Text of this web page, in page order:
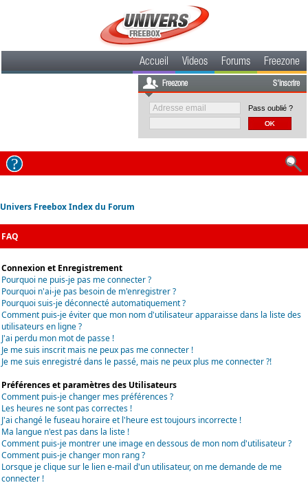
Accueil Videos Forums Freezone
Freezone S'inscrire
Pass oublié ?
Univers Freebox Index du Forum
FAQ
Connexion et Enregistrement
Pourquoi ne puis-je pas me connecter ?
Pourquoi n'ai-je pas besoin de m'enregistrer ?
Pourquoi suis-je déconnecté automatiquement ?
Comment puis-je éviter que mon nom d'utilisateur apparaisse dans la liste des
utilisateurs en ligne ?
J'ai perdu mon mot de passe !
Je me suis inscrit mais ne peux pas me connecter !
Je me suis enregistré dans le passé, mais ne peux plus me connecter ?!
Préférences et paramètres des Utilisateurs
Comment puis-je changer mes préférences ?
Les heures ne sont pas correctes !
J'ai changé le fuseau horaire et l'heure est toujours incorrecte !
Ma langue n'est pas dans la liste !
Comment puis-je montrer une image en dessous de mon nom d'utilisateur ?
Comment puis-je changer mon rang ?
Lorsque je clique sur le lien e-mail d'un utilisateur, on me demande de me
connecter !